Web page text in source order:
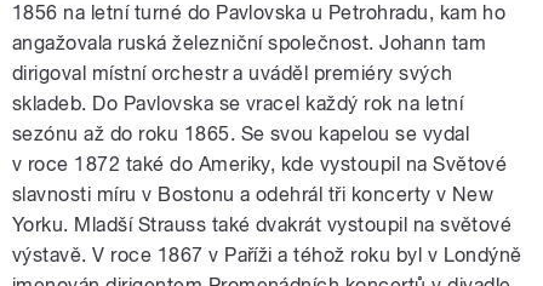
1856 na letní turné do Pavlovska u Petrohradu, kam ho
angažovala ruská železniční společnost. Johann tam
dirigoval místní orchestr a uváděl premiéry svých
skladeb. Do Pavlovska se vracel každý rok na letní
sezónu až do roku 1865. Se svou kapelou se vydal
v roce 1872 také do Ameriky, kde vystoupil na Světové
slavnosti míru v Bostonu a odehrál tři koncerty v New
Yorku. Mladší Strauss také dvakrát vystoupil na světové
výstavě. V roce 1867 v Paříži a téhož roku byl v Londýně